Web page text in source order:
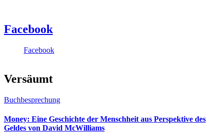
Facebook
Facebook
Versäumt
Buchbesprechung
Money: Eine Geschichte der Menschheit aus Perspektive des
Geldes von David McWilliams